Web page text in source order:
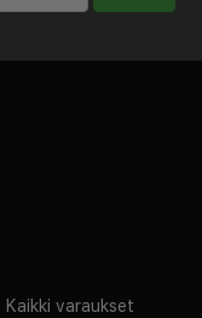
Kaikki varaukset